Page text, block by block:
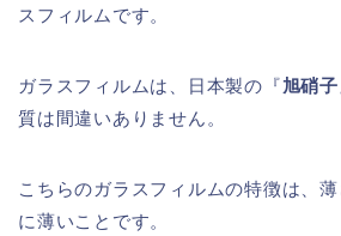
スフィルムです。
ガラスフィルムは、日本製の『旭硝子
質は間違いありません。
こちらのガラスフィルムの特徴は、
に薄いことです。